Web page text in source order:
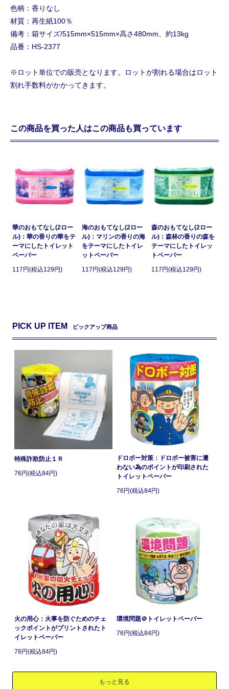
色柄：香りなし
材質：再生紙100％
備考：箱サイズ/515mm×515mm×高さ480mm、約13kg
品番：HS-2377
※ロット単位での販売となります。ロットが割れる場合はロット
割れ手数料がかかってきます。
この商品を買った人はこの商品も買っています
華のおもてなし(2ロー
ル)：華の香りの華をテ
ーマにしたトイレット
ペーパー
117円(税込129円)
海のおもてなし(2ロー
ル)：マリンの香りの海
をテーマにしたトイレ
ットペーパー
117円(税込129円)
森のおもてなし(2ロー
ル)：森林の香りの森を
テーマにしたトイレッ
トペーパー
117円(税込129円)
PICK UP ITEM ピックアップ商品
特殊詐欺防止１Ｒ
76円(税込84円)
ドロボー対策：ドロボー被害に遭
わない為のポイントが印刷された
トイレットペーパー
76円(税込84円)
火の用心：火事を防ぐためのチェ
ックポイントがプリントされたト
イレットペーパー
76円(税込84円)
環境問題＠トイレットペーパー
76円(税込84円)
もっと見る